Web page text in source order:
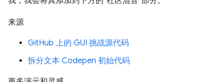
来源
GitHub 上的 GUI 挑战源代码
拆分文本 Codepen 初始代码